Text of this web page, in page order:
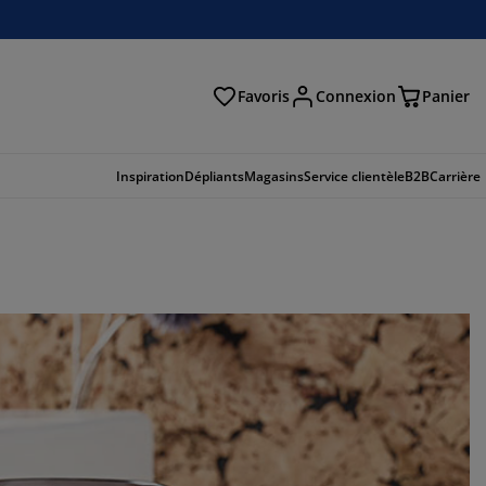
Favoris Connexion Panier
InspirationDépliantsMagasinsService clientèleB2BCarrière